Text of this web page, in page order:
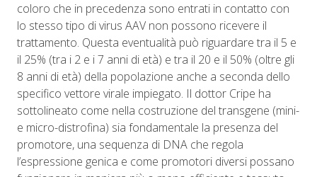
coloro che in precedenza sono entrati in contatto con
lo stesso tipo di virus AAV non possono ricevere il
trattamento. Questa eventualità può riguardare tra il 5 e
il 25% (tra i 2 e i 7 anni di età) e tra il 20 e il 50% (oltre gli
8 anni di età) della popolazione anche a seconda dello
specifico vettore virale impiegato. Il dottor Cripe ha
sottolineato come nella costruzione del transgene (mini-
e micro-distrofina) sia fondamentale la presenza del
promotore, una sequenza di DNA che regola
l’espressione genica e come promotori diversi possano